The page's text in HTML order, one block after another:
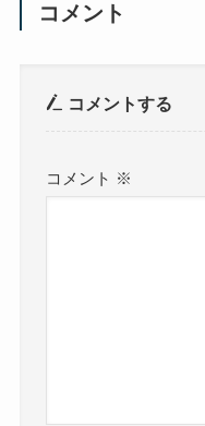
コメント
コメントする
コメント ※